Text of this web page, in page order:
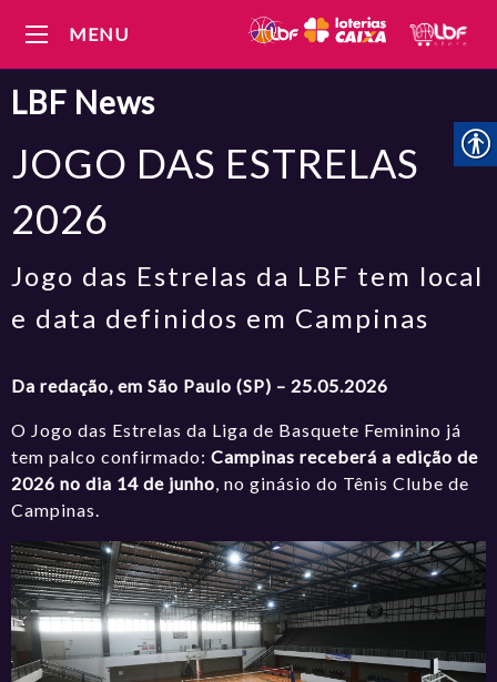
MENU
LBF News
JOGO DAS ESTRELAS
2026
Jogo das Estrelas da LBF tem local
e data definidos em Campinas
Da redação, em São Paulo (SP) – 25.05.2026
O Jogo das Estrelas da Liga de Basquete Feminino já
tem palco confirmado:Campinas receberá a edição de
2026 no dia 14 de junho, no ginásio do Tênis Clube de
Campinas.